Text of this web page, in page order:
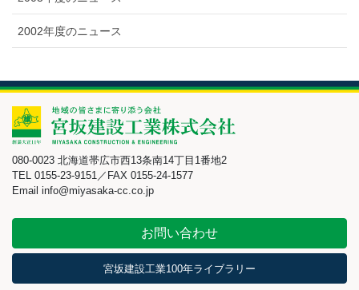
2002年度のニュース
080-0023 北海道帯広市西13条南14丁目1番地2
TEL 0155-23-9151／FAX 0155-24-1577
Email info@miyasaka-cc.co.jp
お問い合わせ
宮坂建設工業100年ライブラリー